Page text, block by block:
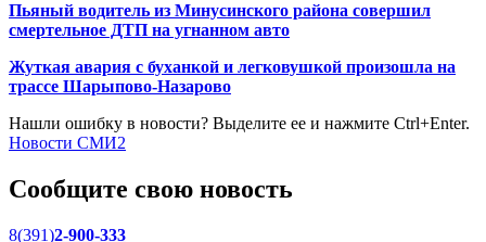
Пьяный водитель из Минусинского района совершил
смертельное ДТП на угнанном авто
Жуткая авария с буханкой и легковушкой произошла на
трассе Шарыпово-Назарово
Нашли ошибку в новости? Выделите ее и нажмите Ctrl+Enter.
Новости СМИ2
Сообщите свою новость
8(391)2-900-333